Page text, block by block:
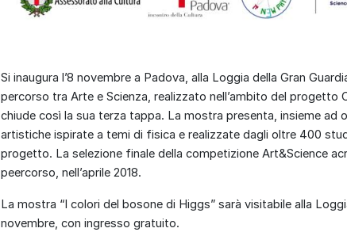
Si inaugura l’8 novembre a Padova, alla Loggia della Gran
percorso tra Arte e Scienza, realizzato nell’ambito del progetto
chiude così la sua terza tappa. La mostra presenta, insieme ad
artistiche ispirate a temi di fisica e realizzate dagli oltre 400
progetto. La selezione finale della competizione Art&Science
peercorso, nell’aprile 2018.
La mostra “I colori del bosone di Higgs” sarà visitabile alla
novembre, con ingresso gratuito.